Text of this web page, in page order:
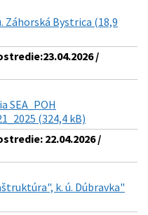
Záhorská Bystrica (18,9
/
SEA_POH
(324,4 kB)
22.04.2026 /
k. ú. Dúbravka"